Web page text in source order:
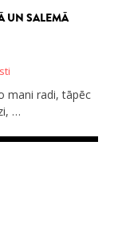
UN SALEMĀ
mani radi, tāpēc
…